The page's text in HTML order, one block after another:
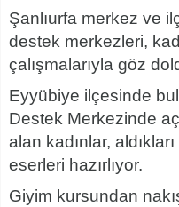
Şanlıurfa merkez ve
destek merkezleri,
çalışmalarıyla göz
Eyyübiye ilçesinde
Destek Merkezinde
alan kadınlar,
eserleri hazırlıyor.
Giyim kursundan